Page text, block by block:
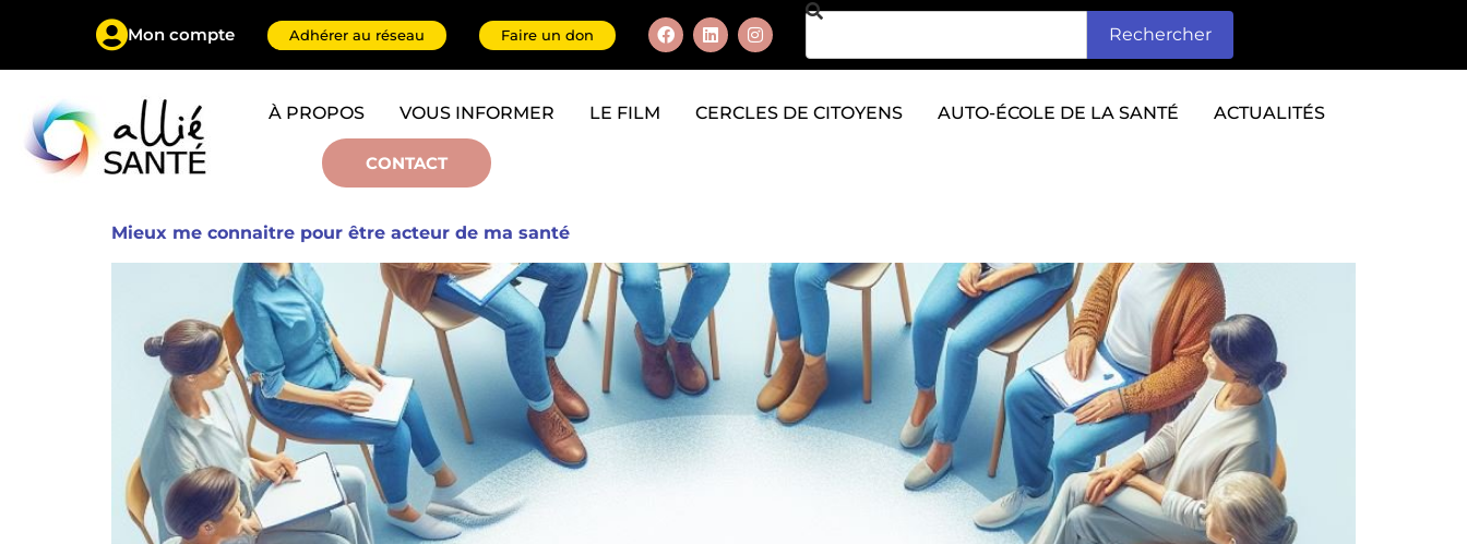
Mon compte Adhérer au réseau Faire un don Rechercher
À PROPOS VOUS INFORMER LE FILM CERCLES DE CITOYENS AUTO-ÉCOLE DE LA SANTÉ ACTUALITÉS
CONTACT
Mieux me connaitre pour être acteur de ma santé